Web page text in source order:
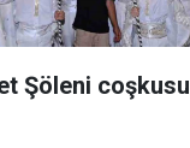
Şöleni coşkusu